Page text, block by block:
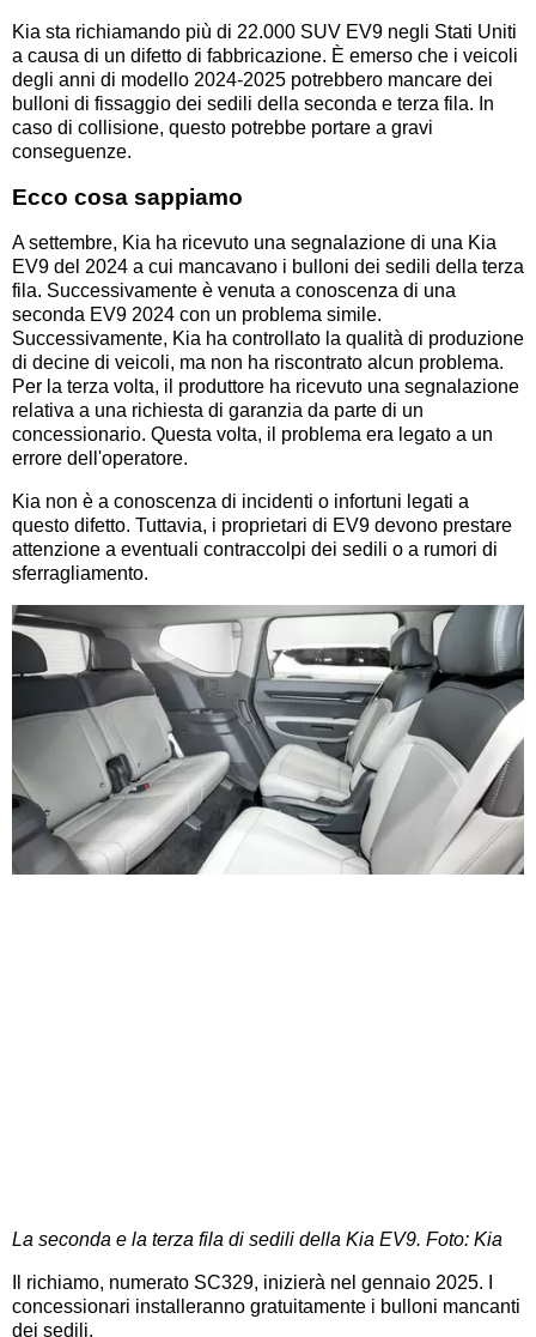
Kia sta richiamando più di 22.000 SUV EV9 negli Stati Uniti
a causa di un difetto di fabbricazione. È emerso che i veicoli
degli anni di modello 2024-2025 potrebbero mancare dei
bulloni di fissaggio dei sedili della seconda e terza fila. In
caso di collisione, questo potrebbe portare a gravi
conseguenze.
Ecco cosa sappiamo
A settembre, Kia ha ricevuto una segnalazione di una Kia
EV9 del 2024 a cui mancavano i bulloni dei sedili della terza
fila. Successivamente è venuta a conoscenza di una
seconda EV9 2024 con un problema simile.
Successivamente, Kia ha controllato la qualità di produzione
di decine di veicoli, ma non ha riscontrato alcun problema.
Per la terza volta, il produttore ha ricevuto una segnalazione
relativa a una richiesta di garanzia da parte di un
concessionario. Questa volta, il problema era legato a un
errore dell'operatore.
Kia non è a conoscenza di incidenti o infortuni legati a
questo difetto. Tuttavia, i proprietari di EV9 devono prestare
attenzione a eventuali contraccolpi dei sedili o a rumori di
sferragliamento.
La seconda e la terza fila di sedili della Kia EV9. Foto: Kia
Il richiamo, numerato SC329, inizierà nel gennaio 2025. I
concessionari installeranno gratuitamente i bulloni mancanti
dei sedili.